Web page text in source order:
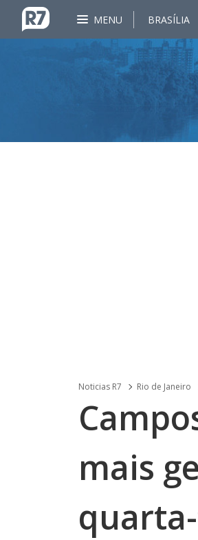
MENU BRASÍLIA
Noticias R7 Rio de Janeiro
mais